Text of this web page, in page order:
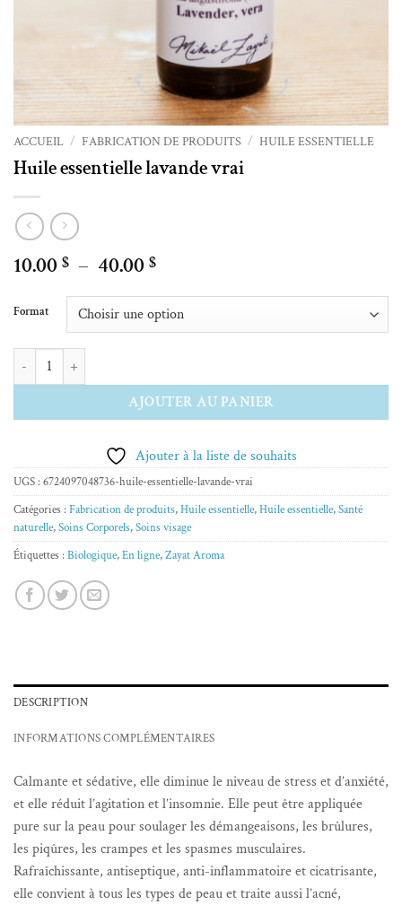
ACCUEIL / FABRICATION DE PRODUITS / HUILE ESSENTIELLE
Huile essentielle lavande vrai
10.00 $ – 40.00 $Plage
prix :
10.00 $
Format
quantité de Huile essentielle lavande vrai
AJOUTER AU PANIER
Alternative:
Ajouter à la liste de souhaits
UGS : 6724097048736-huile-essentielle-lavande-vrai
Catégories : Fabrication de produits,Huile essentielle,Huile essentielle,Santé
naturelle,Soins Corporels,Soins visage
Étiquettes : Biologique,En ligne,Zayat Aroma
DESCRIPTION
INFORMATIONS COMPLÉMENTAIRES
Calmante et sédative, elle diminue le niveau de stress et d’anxiété,
et elle réduit l’agitation et l’insomnie. Elle peut être appliquée
pure sur la peau pour soulager les démangeaisons, les brûlures,
les piqûres, les crampes et les spasmes musculaires.
Rafraîchissante, antiseptique, anti-inflammatoire et cicatrisante,
elle convient à tous les types de peau et traite aussi l’acné,